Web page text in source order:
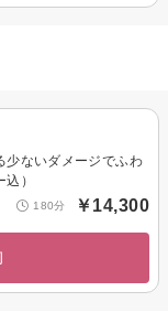
少ないダメージでふわ
）
180分 ￥14,300